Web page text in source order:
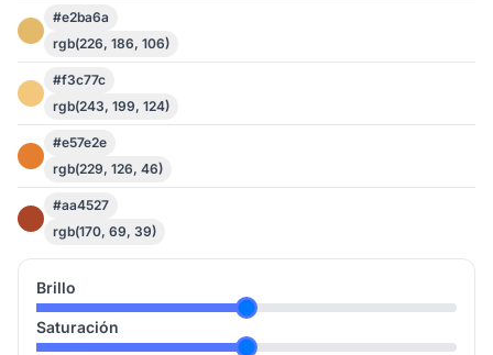
#e2ba6a
rgb(226, 186, 106)
#f3c77c
rgb(243, 199, 124)
#e57e2e
rgb(229, 126, 46)
#aa4527
rgb(170, 69, 39)
Brillo
Saturación